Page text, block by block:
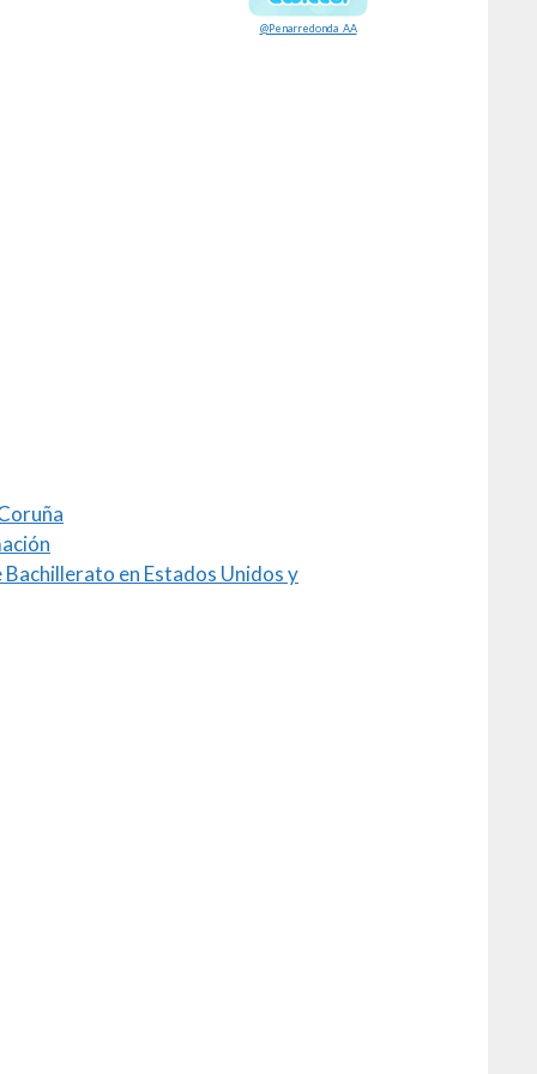
@Penarredonda_AA
en Estados Unidos y